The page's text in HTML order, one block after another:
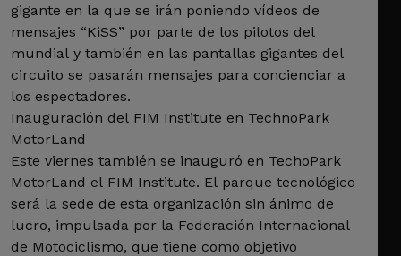
gigante en la que se irán poniendo vídeos de
mensajes “KiSS” por parte de los pilotos del
mundial y también en las pantallas gigantes del
circuito se pasarán mensajes para concienciar a
los espectadores.
Inauguración del FIM Institute en TechnoPark
MotorLand
Este viernes también se inauguró en TechoPark
MotorLand el FIM Institute. El parque tecnológico
será la sede de esta organización sin ánimo de
lucro, impulsada por la Federación Internacional
de Motociclismo, que tiene como objetivo